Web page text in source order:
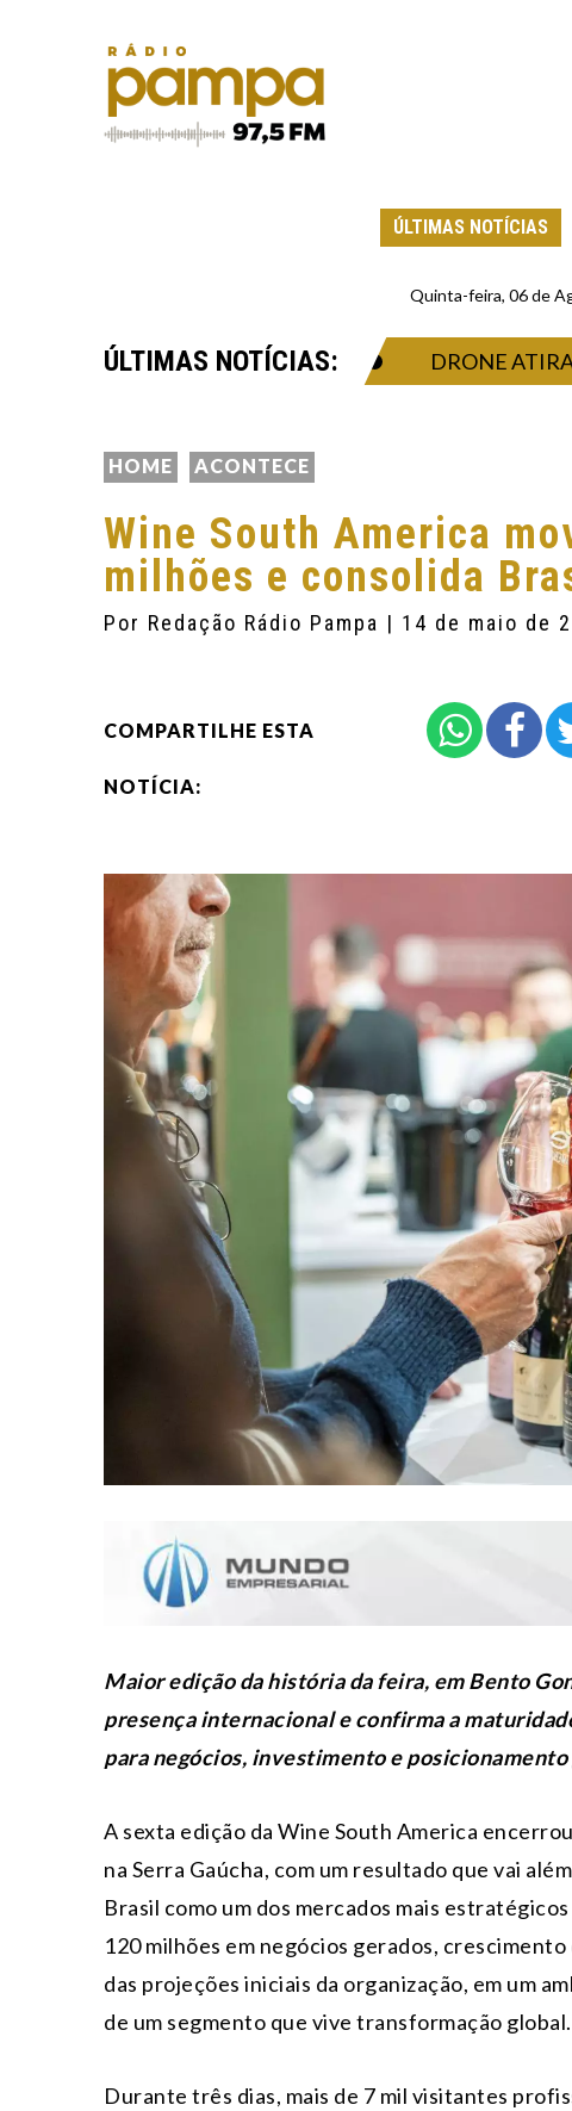
ÚLTIMAS NOTÍCIAS
Quinta-feira, 06 de
ÚLTIMAS NOTÍCIAS:
ECONÔMICA DRONE ATIRADOR
HOME ACONTECE
Wine South America
milhões e consolida
Por Redação Rádio Pampa | 14 de maio de
COMPARTILHE ESTA
NOTÍCIA:
Maior edição da história da feira, em Bento
presença internacional e confirma a
para negócios, investimento e
A sexta edição da Wine South America
na Serra Gaúcha, com um resultado que vai
Brasil como um dos mercados mais
120 milhões em negócios gerados,
das projeções iniciais da organização, em um
de um segmento que vive transformação global.
Durante três dias, mais de 7 mil visitantes